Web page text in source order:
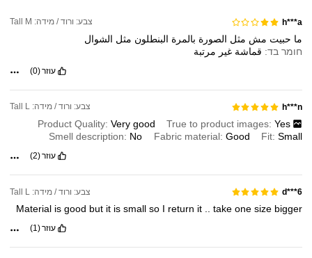
h***a צבע: ורוד / מידה: Tall M
ما حبيت مش مثل الصورة بالمرة البنطلون مثل الشوال
חומר בד: قماشةغير مرتبة
עוזר(0)
h***n צבע: ורוד / מידה: Tall L
Product Quality:Verygood True to product images:Yes
Smell description: No Fabric material: Good Fit: Small
עוזר(2)
d***6 צבע: ורוד / מידה: Tall L
Material is good but it is small so I return it take one size bigger
עוזר(1)